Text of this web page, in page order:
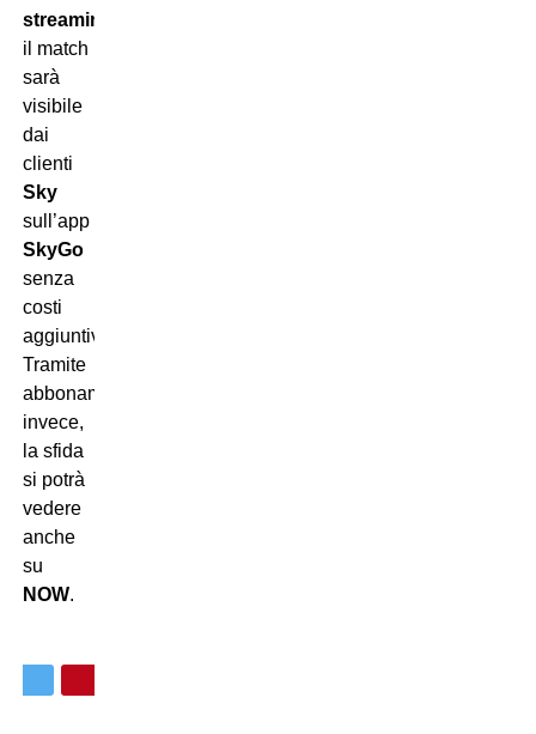
streaming
il match
sarà
visibile
dai
clienti
Sky
sull’app
SkyGo
senza
costi
aggiuntivi.
Tramite
abbonamento,
invece,
la sfida
si potrà
vedere
anche
su
NOW.